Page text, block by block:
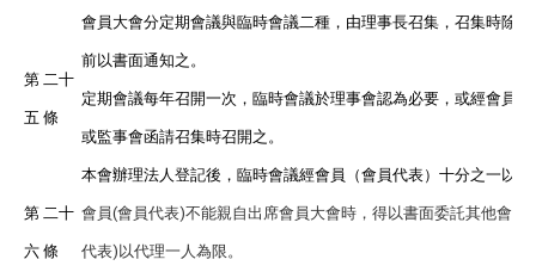
第 二十
五 條
會員大會分定期會議與臨時會議二種，由理事長召集，召集時除
前以書面通知之。
定期會議每年召開一次，臨時會議於理事會認為必要，或經會員(
或監事會函請召集時召開之。
本會辦理法人登記後，臨時會議經會員（會員代表）十分之一以
第 二十
六 條
會員(會員代表)不能親自出席會員大會時，得以書面委託其他會員
代表)以代理一人為限。